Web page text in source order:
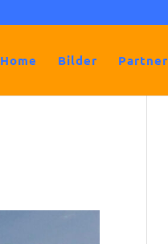
Home Bilder Partner